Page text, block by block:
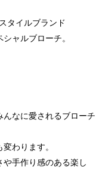
タイルブランド
ャルブローチ。
なに愛されるブローチ
わります。
手作り感のある楽し